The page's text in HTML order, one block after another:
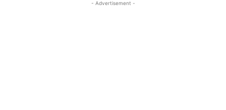
- Advertisement -